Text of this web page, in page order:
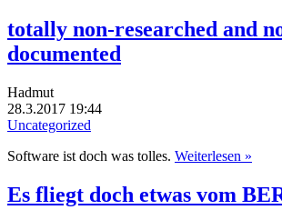
totally non-researched and
documented
Hadmut
28.3.2017 19:44
Uncategorized
Software ist doch was tolles. Weiterlesen »
Es fliegt doch etwas vom